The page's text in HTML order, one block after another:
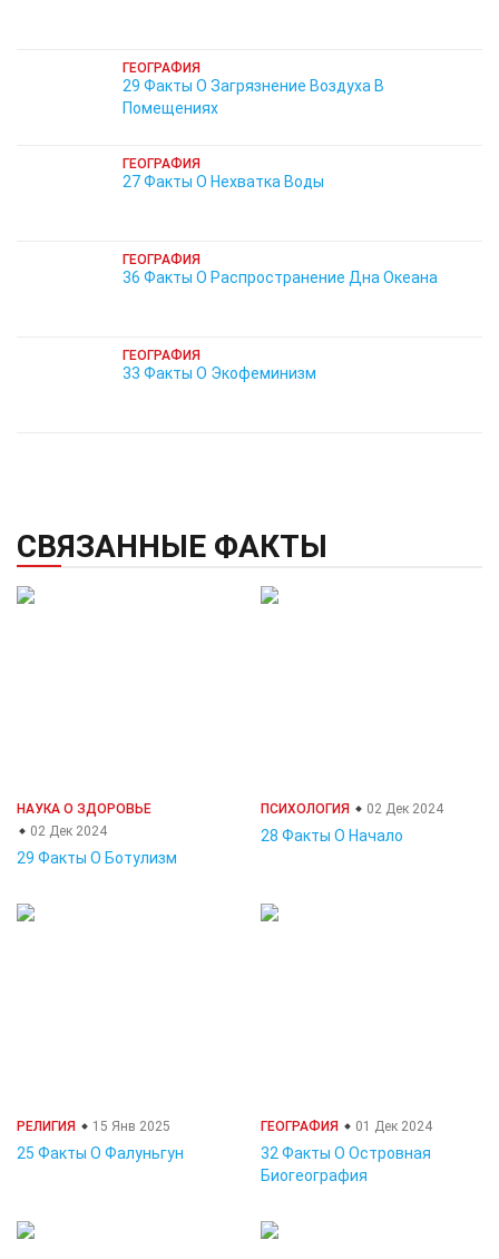
ГЕОГРАФИЯ
29 Факты О Загрязнение Воздуха В
Помещениях
ГЕОГРАФИЯ
27 Факты О Нехватка Воды
ГЕОГРАФИЯ
36 Факты О Распространение Дна Океана
ГЕОГРАФИЯ
33 Факты О Экофеминизм
СВЯЗАННЫЕ ФАКТЫ
НАУКА О ЗДОРОВЬЕ
02 Дек 2024
29 Факты О Ботулизм
ПСИХОЛОГИЯ 02 Дек 2024
28 Факты О Начало
РЕЛИГИЯ 15 Янв 2025
25 Факты О Фалуньгун
ГЕОГРАФИЯ 01 Дек 2024
32 Факты О Островная
Биогеография